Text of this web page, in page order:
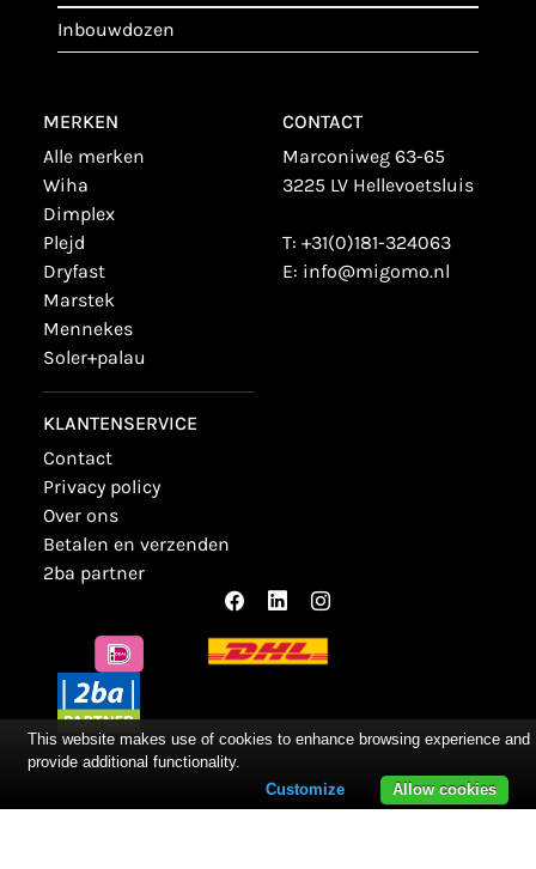
inbouwdozen
MERKEN
alle merken
wiha
dimplex
plejd
dryfast
marstek
mennekes
soler+palau
KLANTENSERVICE
contact
privacy policy
over ons
betalen en verzenden
2ba partner
CONTACT
Marconiweg 63-65
3225 LV Hellevoetsluis
T: +31(0)181-324063
E: info@migomo.nl
This website makes use of cookies to enhance browsing experience and
provide additional functionality.
Allow cookies
Customize